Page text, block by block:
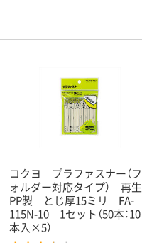
コクヨ プラファスナー（フ
ォルダー対応タイプ） 再生
PP製 とじ厚15ミリ FA-
115N-10 1セット（50本：10
本入×5）